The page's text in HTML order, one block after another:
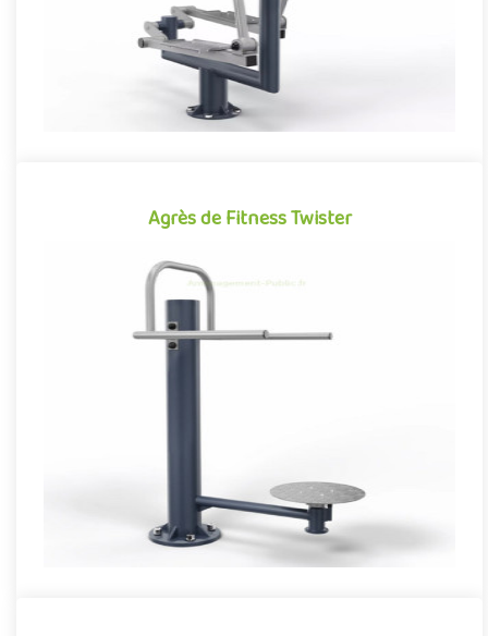
Agrès de Fitness Twister
Agrès de Fitness Twister
Agrès de fitness de plein air conjuguant activités sportives et